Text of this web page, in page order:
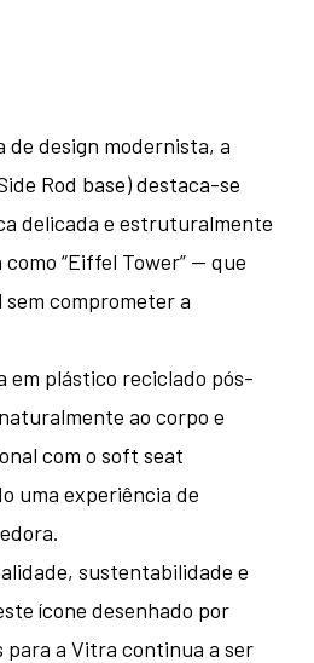
de design modernista, a
Rod base) destaca-se
delicada e estruturalmente
“Eiffel Tower” — que
comprometer a
em plástico reciclado pós-
ao corpo e
com o soft seat
uma experiência de
sustentabilidade e
ícone desenhado por
para a Vitra continua a ser